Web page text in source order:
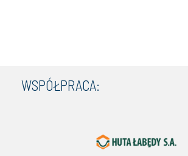
WSPÓŁPRACA: